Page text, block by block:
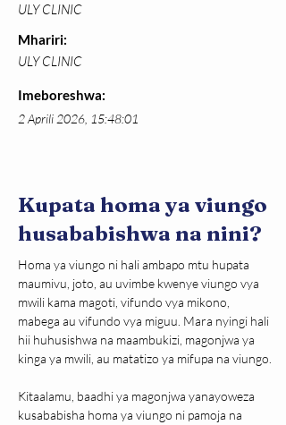
ULY CLINIC
Mhariri:
ULY CLINIC
Imeboreshwa:
2 Aprili 2026, 15:48:01
Kupata homa ya viungo
husababishwa na nini?
Homa ya viungo ni hali ambapo mtu hupata
maumivu, joto, au uvimbe kwenye viungo vya
mwili kama magoti, vifundo vya mikono,
mabega au vifundo vya miguu. Mara nyingi hali
hii huhusishwa na maambukizi, magonjwa ya
kinga ya mwili, au matatizo ya mifupa na viungo.
Kitaalamu, baadhi ya magonjwa yanayoweza
kusababisha homa ya viungo ni pamoja na